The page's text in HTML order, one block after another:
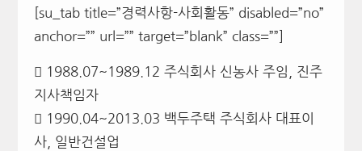
[su_tab title=”경력사항-사회활동” disabled=”no”
anchor=”” url=”” target=”blank” class=””]
 1988.07~1989.12 주식회사 신농사 주임, 진주
지사책임자
 1990.04~2013.03 백두주택 주식회사 대표이
사, 일반건설업